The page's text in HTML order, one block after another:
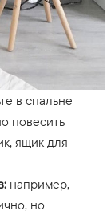
в спальне
повесить
ящик для
например,
но